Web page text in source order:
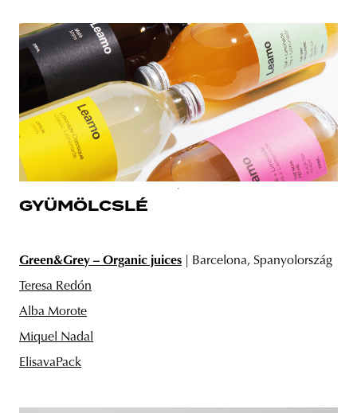
GYÜMÖLCSLÉ
Green&Grey – Organic juices | Barcelona, Spanyolország
Teresa Redón
Alba Morote
Miquel Nadal
ElisavaPack